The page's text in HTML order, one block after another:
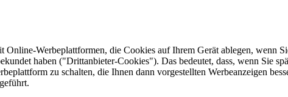
Werbeplattformen, die Cookies auf Ihrem Gerät ablegen, wenn
haben ("Drittanbieter-Cookies"). Das bedeutet, dass, wenn Sie
zu schalten, die Ihnen dann vorgestellten Werbeanzeigen